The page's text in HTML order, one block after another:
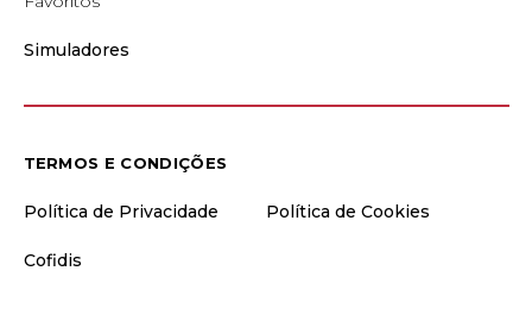
Simuladores
TERMOS E CONDIÇÕES
Política de Privacidade Política de Cookies
Cofidis